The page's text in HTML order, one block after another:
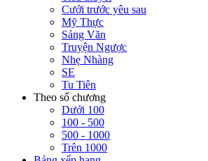
Cưới trước yêu sau
Mỹ Thực
Sảng Văn
Truyện Ngược
Nhẹ Nhàng
SE
Tu Tiên
Theo số chương
Dưới 100
100 - 500
500 - 1000
Trên 1000